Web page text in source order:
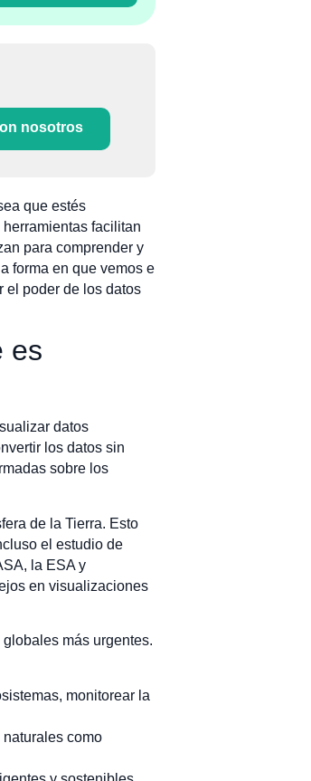
nosotros
que estés
facilitan
para comprender y
forma en que vemos e
el poder de los datos
es
datos
los datos sin
sobre los
de la Tierra. Esto
el estudio de
la ESA y
en visualizaciones
más urgentes.
monitorear la
como